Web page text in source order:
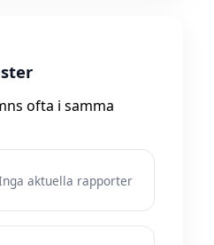
ofta i samma
aktuella rapporter